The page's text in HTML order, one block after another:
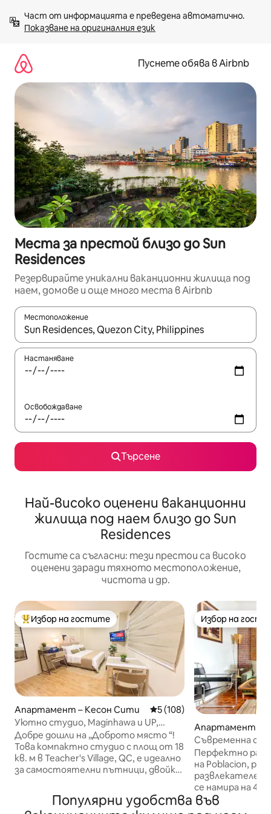
към
съдържанието
Показване на оригиналния език
Пуснете обява в Airbnb
Места за престой близо до Sun
Residences
Резервирайте уникални ваканционни жилища под
наем, домове и още много места в Airbnb
Местоположение
Когато резултатите се покажат, използвайте
Настаняване
Освобождаване
Търсене
Най-високо оценени ваканционни
жилища под наем близо до Sun
Residences
Гостите са съгласни: тези престои са високо
оценени заради тяхното местоположение,
чистота и др.
Най-популярен избор на гостите
Избор на гостите
Апартамент – Кесон Сити Средна оценка: 5 от 5,
5 (108)
Уютно студио, Maginhawa и UP,
безплатен паркинг, Wi-Fi
Добре дошли на „Доброто място “!
Това компактно студио с площ от 18
кв. м в Teacher's Village, QC, е идеално
за самостоятелни пътници, двойки,
търси уютно, функционално
пространство. Само на няколко
Избор на
Избор на
Апартамент –
Съвременна
SMEG
Перфектно
на Poblacion,
развлекателен
се намира на 4 -
бутикова
денонощна охрана. Нашият
Популярни удобства във